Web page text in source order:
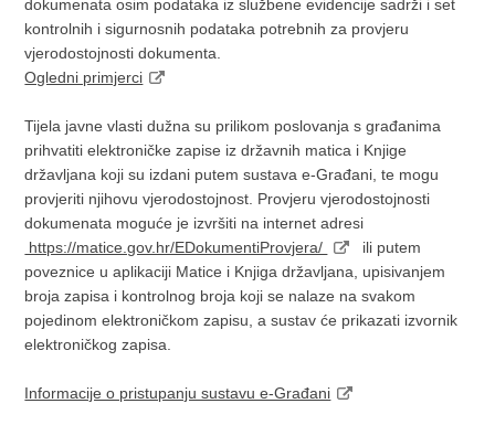
dokumenata osim podataka iz službene evidencije sadrži i set
kontrolnih i sigurnosnih podataka potrebnih za provjeru
vjerodostojnosti dokumenta.
Ogledni primjerci
Tijela javne vlasti dužna su prilikom poslovanja s građanima
prihvatiti elektroničke zapise iz državnih matica i Knjige
državljana koji su izdani putem sustava e-Građani, te mogu
provjeriti njihovu vjerodostojnost. Provjeru vjerodostojnosti
dokumenata moguće je izvršiti na internet adresi
https://matice.gov.hr/EDokumentiProvjera/
ili putem
poveznice u aplikaciji Matice i Knjiga državljana, upisivanjem
broja zapisa i kontrolnog broja koji se nalaze na svakom
pojedinom elektroničkom zapisu, a sustav će prikazati izvornik
elektroničkog zapisa.
Informacije o pristupanju sustavu e-Građani